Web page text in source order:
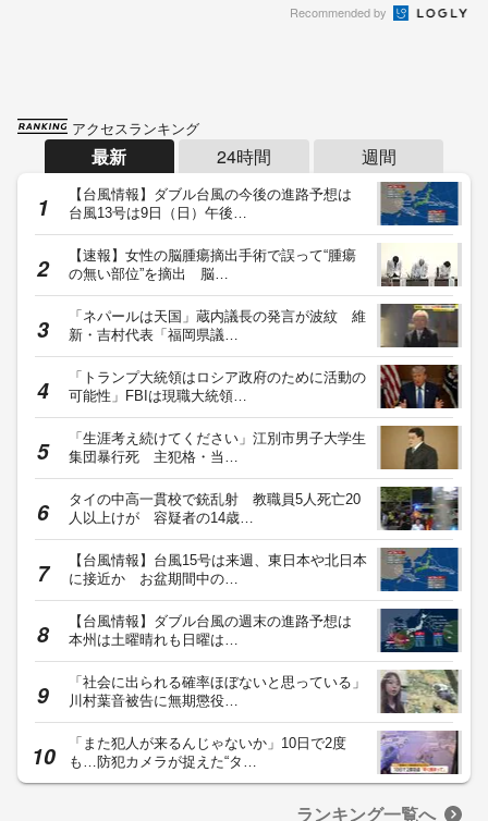
Recommended by
アクセスランキング
最新 24時間 週間
【台風情報】ダブル台風の今後の進路予想は
台風13号は9日（日）午後…
【速報】女性の脳腫瘍摘出手術で誤って“腫瘍
の無い部位”を摘出 脳…
「ネパールは天国」蔵内議長の発言が波紋 維
新・吉村代表「福岡県議…
「トランプ大統領はロシア政府のために活動の
可能性」FBIは現職大統領…
「生涯考え続けてください」江別市男子大学生
集団暴行死 主犯格・当…
タイの中高一貫校で銃乱射 教職員5人死亡20
人以上けが 容疑者の14歳…
【台風情報】台風15号は来週、東日本や北日本
に接近か お盆期間中の…
【台風情報】ダブル台風の週末の進路予想は
本州は土曜晴れも日曜は…
「社会に出られる確率ほぼないと思っている」
川村葉音被告に無期懲役…
「また犯人が来るんじゃないか」10日で2度
も…防犯カメラが捉えた“タ…
ランキング一覧へ